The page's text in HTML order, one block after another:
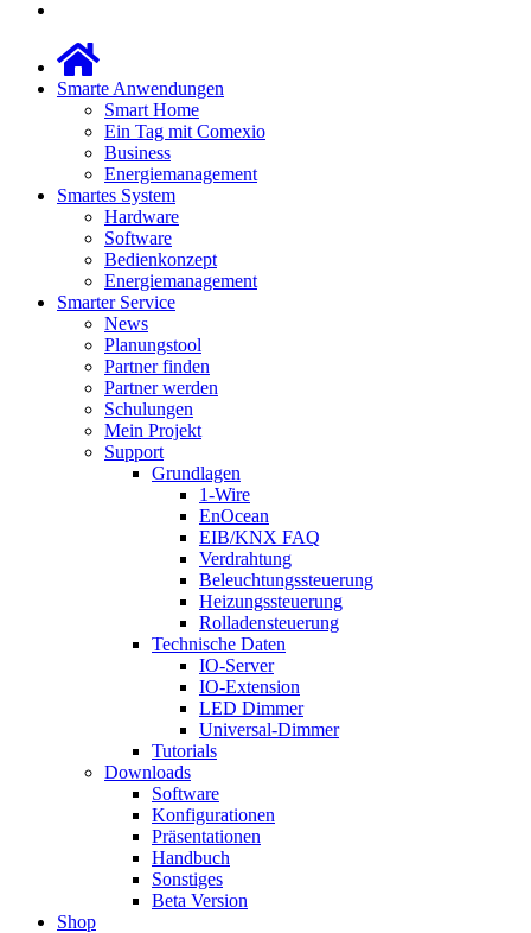
Smarte Anwendungen
Smart Home
Ein Tag mit Comexio
Business
Energiemanagement
Smartes System
Hardware
Software
Bedienkonzept
Energiemanagement
Smarter Service
News
Planungstool
Partner finden
Partner werden
Schulungen
Mein Projekt
Support
Grundlagen
1-Wire
EnOcean
EIB/KNX FAQ
Verdrahtung
Beleuchtungssteuerung
Heizungssteuerung
Rolladensteuerung
Technische Daten
IO-Server
IO-Extension
LED Dimmer
Universal-Dimmer
Tutorials
Downloads
Software
Konfigurationen
Präsentationen
Handbuch
Sonstiges
Beta Version
Shop